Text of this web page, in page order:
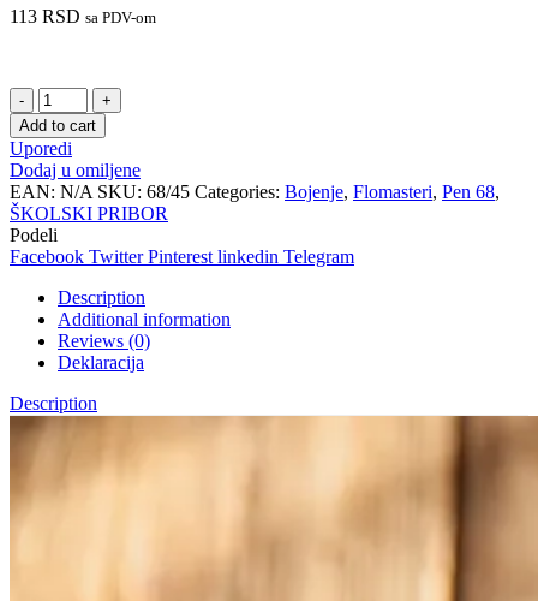
113 RSD sa PDV-om
Flomaster
STABILO
Pen
68
braon
quantity
Add to cart
Uporedi
Dodaj u omiljene
EAN: N/A SKU: 68/45 Categories: Bojenje, Flomasteri, Pen 68,
ŠKOLSKI PRIBOR
Podeli
Facebook Twitter Pinterest linkedin Telegram
Description
Additional information
Reviews (0)
Deklaracija
Description